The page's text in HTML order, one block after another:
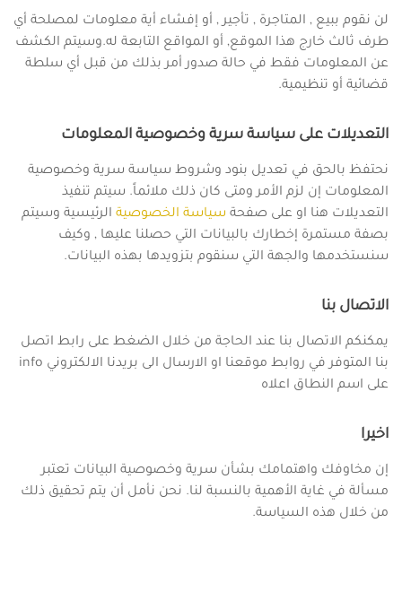
لن نقوم ببيع , المتاجرة , تأجير , أو إفشاء أية معلومات لمصلحة أي
طرف ثالث خارج هذا الموقع, أو المواقع التابعة له.وسيتم الكشف
عن المعلومات فقط في حالة صدور أمر بذلك من قبل أي سلطة
قضائية أو تنظيمية.
التعديلات على سياسة سرية وخصوصية المعلومات
نحتفظ بالحق في تعديل بنود وشروط سياسة سرية وخصوصية
المعلومات إن لزم الأمر ومتى كان ذلك ملائماً. سيتم تنفيذ
التعديلات هنا او على صفحة سياسة الخصوصية الرئيسية وسيتم
بصفة مستمرة إخطارك بالبيانات التي حصلنا عليها , وكيف
سنستخدمها والجهة التي سنقوم بتزويدها بهذه البيانات.
الاتصال بنا
يمكنكم الاتصال بنا عند الحاجة من خلال الضغط على رابط اتصل
بنا المتوفر في روابط موقعنا او الارسال الى بريدنا الالكتروني info
على اسم النطاق اعلاه
اخيرا
إن مخاوفك واهتمامك بشأن سرية وخصوصية البيانات تعتبر
مسألة في غاية الأهمية بالنسبة لنا. نحن نأمل أن يتم تحقيق ذلك
من خلال هذه السياسة.